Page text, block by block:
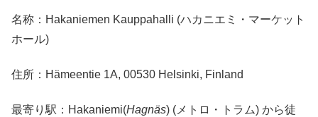
名称：Hakaniemen Kauppahalli (ハカニエミ・マーケット
ホール)
住所：Hämeentie 1A, 00530 Helsinki, Finland
最寄り駅：Hakaniemi(Hagnäs) (メトロ・トラム) から徒